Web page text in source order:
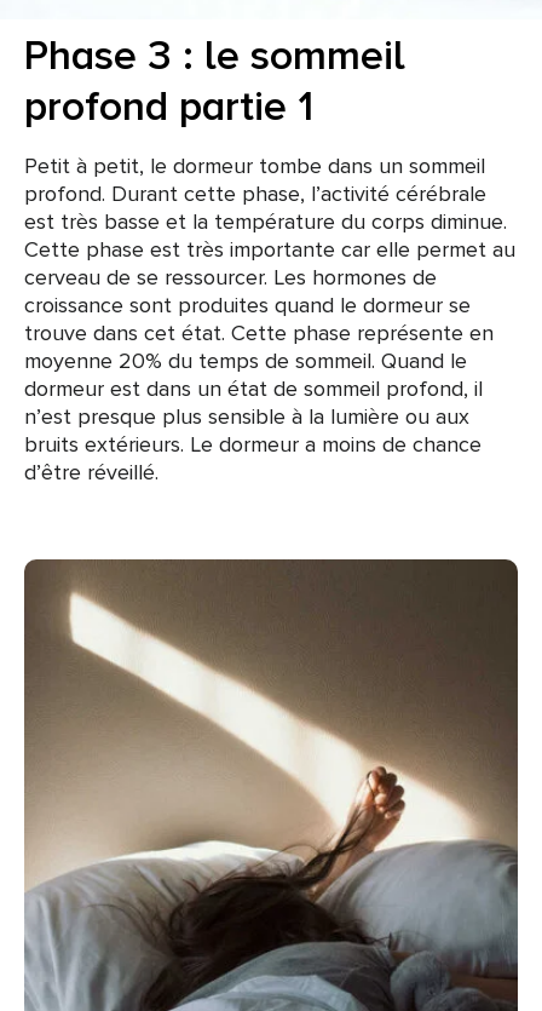
Phase 3 : le sommeil
profond partie 1
Petit à petit, le dormeur tombe dans un sommeil
profond. Durant cette phase, l’activité cérébrale
est très basse et la température du corps diminue.
Cette phase est très importante car elle permet au
cerveau de se ressourcer. Les hormones de
croissance sont produites quand le dormeur se
trouve dans cet état. Cette phase représente en
moyenne 20% du temps de sommeil. Quand le
dormeur est dans un état de sommeil profond, il
n’est presque plus sensible à la lumière ou aux
bruits extérieurs. Le dormeur a moins de chance
d’être réveillé.